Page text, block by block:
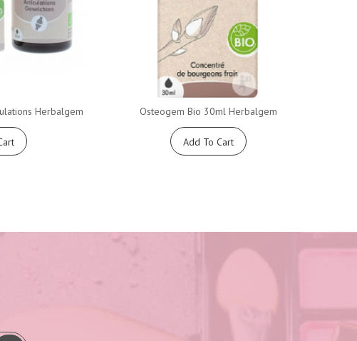
Herbalgem Osteogem Bio 30ml Herbalgem
Add To Cart